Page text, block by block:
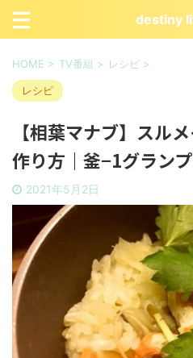
destiny
HOME > TV番組 > レシピ >
レシピ
【相葉マナブ】スル
作り方｜釜−1グラン
2021年5月2日